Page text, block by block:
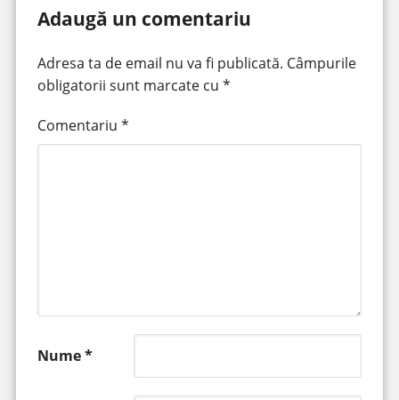
Adaugă un comentariu
Adresa ta de email nu va fi publicată. Câmpurile
obligatorii sunt marcate cu *
Comentariu *
Nume*